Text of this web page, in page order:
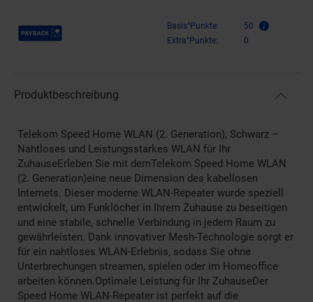
Payback Punkte Basis°Punkte:
50
Extra°Punkte:
0
Produktbeschreibung
Telekom Speed Home WLAN (2. Generation), Schwarz –
Nahtloses und Leistungsstarkes WLAN für Ihr
ZuhauseErleben Sie mit demTelekom Speed Home WLAN
(2. Generation)eine neue Dimension des kabellosen
Internets. Dieser moderne WLAN-Repeater wurde speziell
entwickelt, um Funklöcher in Ihrem Zuhause zu beseitigen
und eine stabile, schnelle Verbindung in jedem Raum zu
gewährleisten. Dank innovativer Mesh-Technologie sorgt er
für ein nahtloses WLAN-Erlebnis, sodass Sie ohne
Unterbrechungen streamen, spielen oder im Homeoffice
arbeiten können.Optimale Leistung für Ihr ZuhauseDer
Speed Home WLAN-Repeater ist perfekt auf die